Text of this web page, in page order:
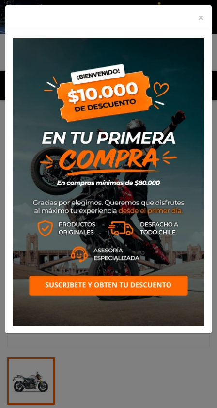
MENU
Productos Motos Haojue NEW DR300
×